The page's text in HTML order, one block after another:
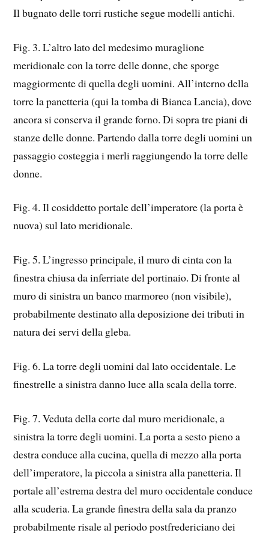
Il bugnato delle torri rustiche segue modelli antichi.
Fig. 3. L’altro lato del medesimo muraglione
meridionale con la torre delle donne, che sporge
maggiormente di quella degli uomini. All’interno della
torre la panetteria (qui la tomba di Bianca Lancia), dove
ancora si conserva il grande forno. Di sopra tre piani di
stanze delle donne. Partendo dalla torre degli uomini un
passaggio costeggia i merli raggiungendo la torre delle
donne.
Fig. 4. Il cosiddetto portale dell’imperatore (la porta è
nuova) sul lato meridionale.
Fig. 5. L’ingresso principale, il muro di cinta con la
finestra chiusa da inferriate del portinaio. Di fronte al
muro di sinistra un banco marmoreo (non visibile),
probabilmente destinato alla deposizione dei tributi in
natura dei servi della gleba.
Fig. 6. La torre degli uomini dal lato occidentale. Le
finestrelle a sinistra danno luce alla scala della torre.
Fig. 7. Veduta della corte dal muro meridionale, a
sinistra la torre degli uomini. La porta a sesto pieno a
destra conduce alla cucina, quella di mezzo alla porta
dell’imperatore, la piccola a sinistra alla panetteria. Il
portale all’estrema destra del muro occidentale conduce
alla scuderia. La grande finestra della sala da pranzo
probabilmente risale al periodo postfredericiano dei